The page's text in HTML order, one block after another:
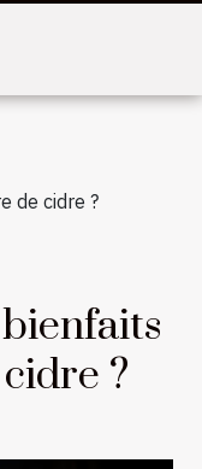
de cidre ?
?